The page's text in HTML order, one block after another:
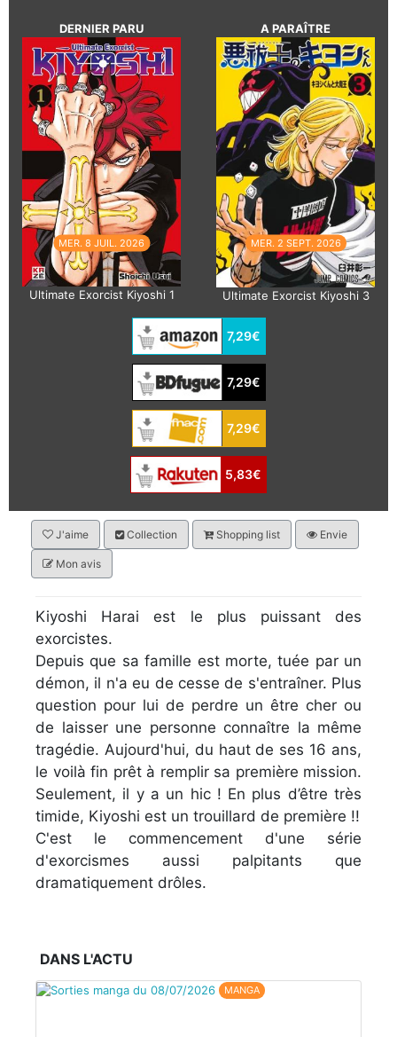
DERNIER PARU
MER. 8 JUIL. 2026
Ultimate Exorcist Kiyoshi 1
A PARAÎTRE
MER. 2 SEPT. 2026
Ultimate Exorcist Kiyoshi 3
7,29€
7,29€
7,29€
5,83€
J'aime Collection Shopping list Envie
Mon avis
Kiyoshi Harai est le plus puissant des
exorcistes.
Depuis que sa famille est morte, tuée par un
démon, il n'a eu de cesse de s'entraîner. Plus
question pour lui de perdre un être cher ou
de laisser une personne connaître la même
tragédie. Aujourd'hui, du haut de ses 16 ans,
le voilà fin prêt à remplir sa première mission.
Seulement, il y a un hic ! En plus d’être très
timide, Kiyoshi est un trouillard de première !!
C'est le commencement d'une série
d'exorcismes aussi palpitants que
dramatiquement drôles.
DANS L'ACTU
MANGA